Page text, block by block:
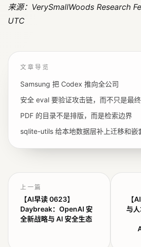
来源：VerySmallWoods Research
UTC
文章导览
Samsung 把 Codex 推向全公司
安全 eval 要验证攻击链，而不只是最
PDF 的目录不是排版，而是检索边界
sqlite-utils 给本地数据层补上迁移和嵌
上一篇
【AI早读 0623】
Daybreak：OpenAI 安
全新战略与 AI 安全生态
【
与